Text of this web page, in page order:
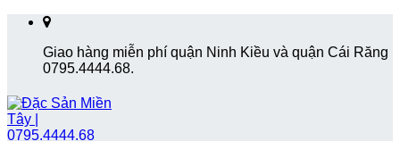
Skip
contentGiao hàng miễn phí quận Ninh Kiều và quận Cái Răng
0795.4444.68.